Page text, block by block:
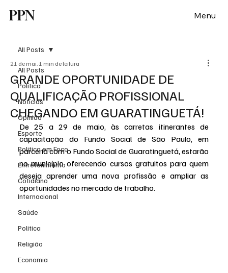
PPN Menu
All Posts
Política
Notícias
Opinião
Esporte
Politica em Foco
Entretenimento
Cotidiano
Internacional
Saúde
Politica
Religião
Economia
All Posts
GRANDE OPORTUNIDADE DE
QUALIFICAÇÃO PROFISSIONAL
CHEGANDO EM GUARATINGUETÁ!
21 de mai. 1 min de leitura
De 25 a 29 de maio, às carretas itinerantes de
capacitação do Fundo Social de São Paulo, em
parceria com o Fundo Social de Guaratinguetá, estarão
no município oferecendo cursos gratuitos para quem
deseja aprender uma nova profissão e ampliar as
oportunidades no mercado de trabalho.